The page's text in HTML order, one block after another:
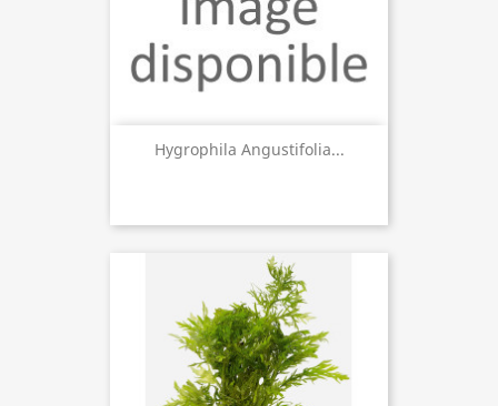
Hygrophila Angustifolia...